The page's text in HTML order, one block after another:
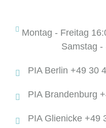
Montag - Freitag
Samstag -
PIA Berlin +49 30
PIA Brandenburg
PIA Glienicke +49